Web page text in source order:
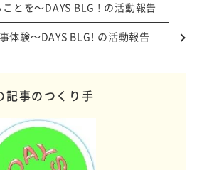
とを～DAYS BLG ! の活動報告
体験～DAYS BLG! の活動報告
記事のつくり手